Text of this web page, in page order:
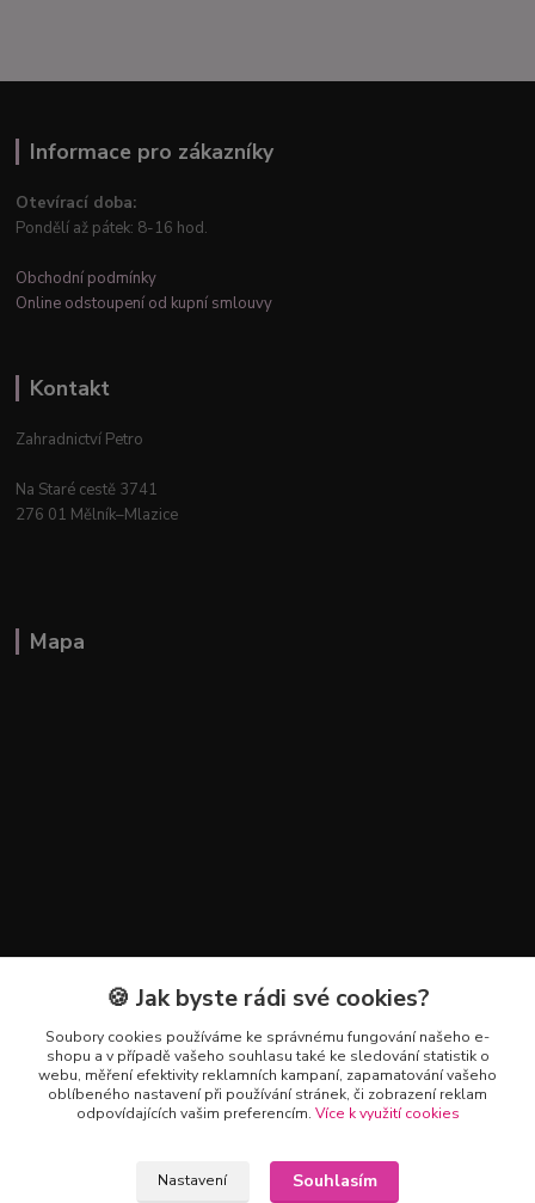
Informace pro zákazníky
Otevírací doba:
Pondělí až pátek: 8-16 hod.
Obchodní podmínky
Online odstoupení od kupní smlouvy
Kontakt
Zahradnictví Petro
Na Staré cestě 3741
276 01 Mělník–Mlazice
Mapa
Kontakty
+420 602 223 614
info@zahradnictvipetro.cz
🍪 Jak byste rádi své cookies?
Soubory cookies používáme ke správnému fungování našeho e-
shopu a v případě vašeho souhlasu také ke sledování statistik o
webu, měření efektivity reklamních kampaní, zapamatování vašeho
oblíbeného nastavení při používání stránek, či zobrazení reklam
odpovídajících vašim preferencím. Více k využití cookies
Nastavení Souhlasím